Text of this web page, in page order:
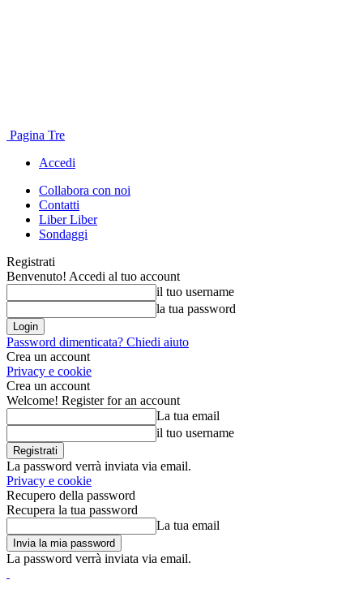
Pagina Tre
Accedi
Collabora con noi
Contatti
Liber Liber
Sondaggi
Registrati
Benvenuto! Accedi al tuo account
il tuo username
la tua password
Password dimenticata? Chiedi aiuto
Crea un account
Privacy e cookie
Crea un account
Welcome! Register for an account
La tua email
il tuo username
La password verrà inviata via email.
Privacy e cookie
Recupero della password
Recupera la tua password
La tua email
La password verrà inviata via email.